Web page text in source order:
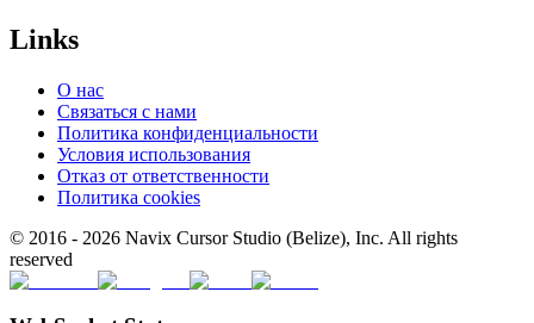
Links
О нас
Связаться с нами
Политика конфиденциальности
Условия использования
Отказ от ответственности
Политика cookies
© 2016 - 2026 Navix Cursor Studio (Belize), Inc. All rights
reserved